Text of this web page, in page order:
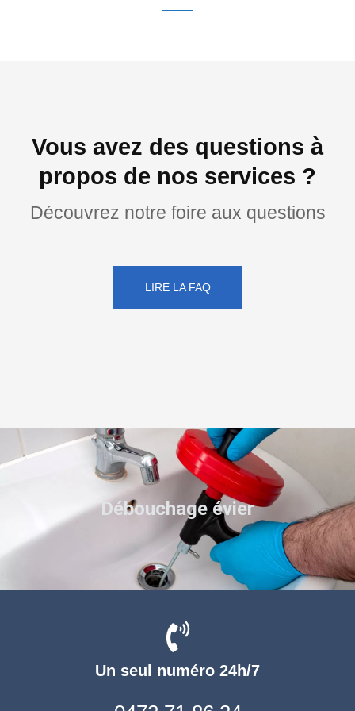
Vous avez des questions à
propos de nos services ?
Découvrez notre foire aux questions
LIRE LA FAQ
Un seul numéro 24h/7
Débouchage évier